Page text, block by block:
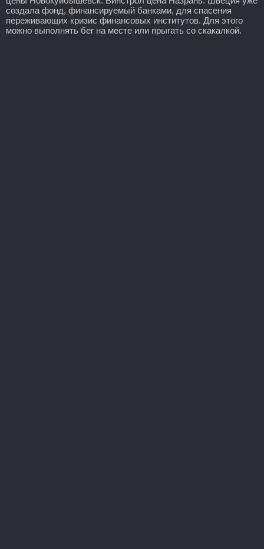
создала фонд, финансируемый банками, для спасения
переживающих кризис финансовых институтов. Для этого
можно выполнять бег на месте или прыгать со скакалкой.